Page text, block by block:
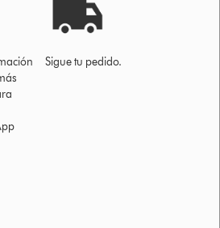
Sigue tu pedido.